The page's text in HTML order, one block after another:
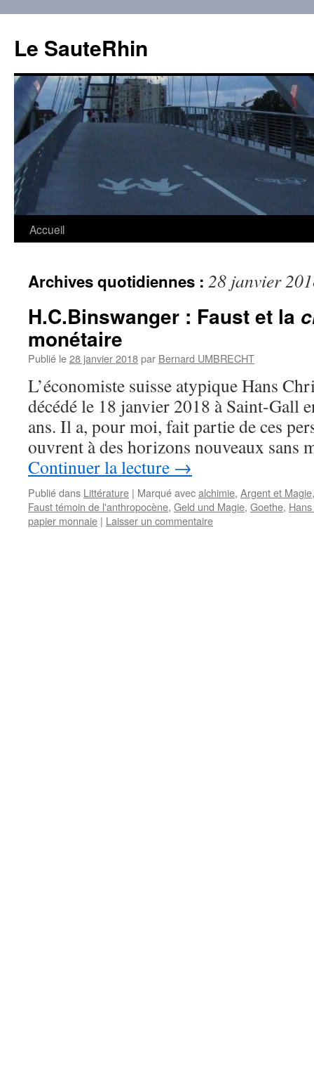
contenu
Le SauteRhin
Accueil
Archives quotidiennes : 28 janvier
H.C.Binswanger : Faust et la
monétaire
Publié le28 janvier 2018par Bernard UMBRECHT
L’économiste suisse atypique Hans
décédé le 18 janvier 2018 à Saint-Gall
ans. Il a, pour moi, fait partie de ces
ouvrent à des horizons nouveaux sans
Continuer la lecture →
Publié dans Littérature | Marqué avecalchimie, Argent et Magie
Faust témoin de l'anthropocène, Geld und Magie, Goethe,
papier monnaie | Laisser un commentaire